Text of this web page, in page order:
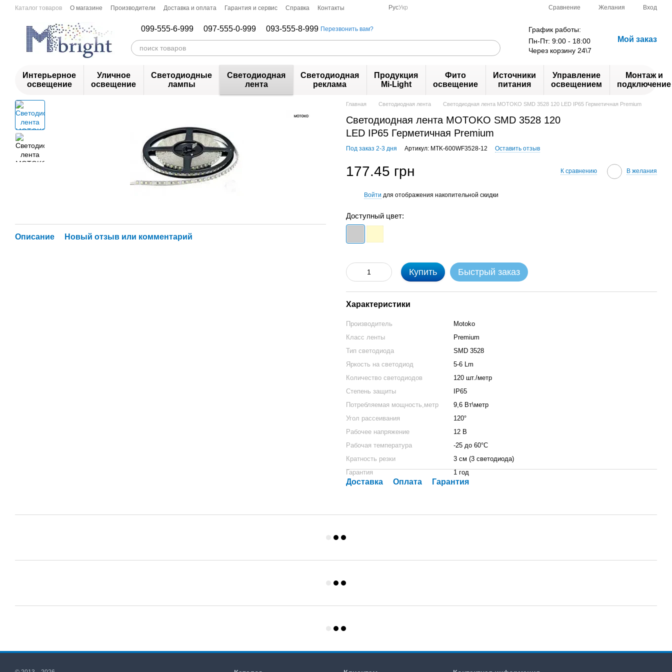
Перейти к основному контенту
Каталог товаров О магазине Производители Доставка и оплата Гарантия и сервис Справка Контакты РусУкр Сравнение Желания Вход
099-555-6-999 097-555-0-999 093-555-8-999 Перезвонить вам?
График работы:
Пн-Пт: 9:00 - 18:00
Через корзину 24\7
Мой заказ
Интерьерное
освещение
Уличное
освещение
Светодиодные
лампы
Светодиодная
лента
Светодиодная
реклама
Продукция
Mi-Light
Фито
освещение
Источники
питания
Управление
освещением
Монтаж и
подключение
Описание Новый отзыв или комментарий
Главная Светодиодная лента Светодиодная лента MOTOKO SMD 3528 120 LED IP65 Герметичная Premium
Светодиодная лента MOTOKO SMD 3528 120
LED IP65 Герметичная Premium
Под заказ 2-3 дня Артикул: MTK-600WF3528-12 Оставить отзыв
177.45 грн К сравнению В желания
Войти для отображения накопительной скидки
Доступный цвет:
Купить Быстрый заказ
Характеристики
Производитель
Motoko
Класс ленты
Premium
Тип светодиода
SMD 3528
Яркость на светодиод
5-6 Lm
Количество светодиодов
120 шт./метр
Степень защиты
IP65
Потребляемая мощность,метр
9,6 Вт\метр
Угол рассеивания
120°
Рабочее напряжение
12 В
Рабочая температура
-25 до 60°C
Кратность резки
3 см (3 светодиода)
Гарантия
1 год
Доставка Оплата Гарантия